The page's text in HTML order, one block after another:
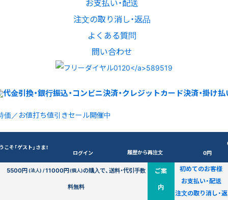
お支払い・配送
注文の取り消し・返品
よくある質問
問い合わせ
価／お値打ち値引きセール開催中
こそ「ゲスト」さま！
ログイン 履歴から再注文
0円
5500円(法人) /11000円(個人)の購入で、送料・代引手数
料無料
ご案
内
初めてのお客様
お支払い・配送
注文の取り消し・返